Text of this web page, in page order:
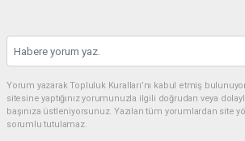
Yorum yazarak Topluluk Kuralları’nı kabul etmiş
sitesine yaptığınız yorumunuzla ilgili doğrudan veya
başınıza üstleniyorsunuz. Yazılan tüm yorumlardan site
sorumlu tutulamaz.